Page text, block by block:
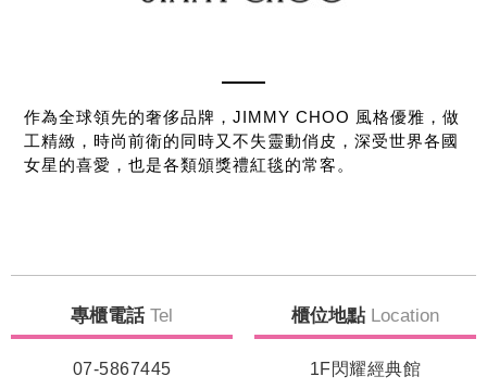
作為全球領先的奢侈品牌，JIMMY CHOO 風格優雅，做
工精緻，時尚前衛的同時又不失靈動俏皮，深受世界各國
女星的喜愛，也是各類頒獎禮紅毯的常客。
專櫃電話 Tel
07-5867445
櫃位地點 Location
1F閃耀經典館